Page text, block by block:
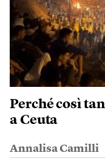
Perché così
a Ceuta
Annalisa Camilli